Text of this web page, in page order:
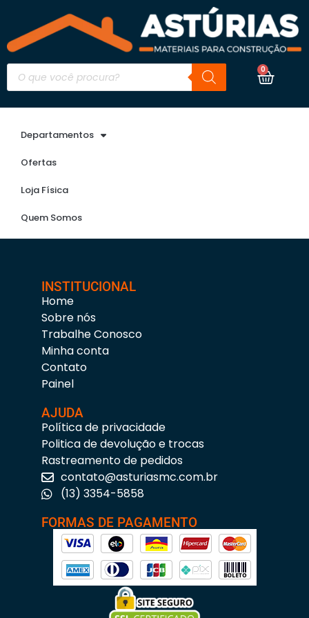
0
Departamentos
Ofertas
Loja Física
Quem Somos
INSTITUCIONAL
Home
Sobre nós
Trabalhe Conosco
Minha conta
Contato
Painel
AJUDA
Política de privacidade
Politica de devolução e trocas
Rastreamento de pedidos
contato@asturiasmc.com.br
(13) 3354-5858
FORMAS DE PAGAMENTO